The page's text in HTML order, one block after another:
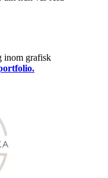
inom grafisk